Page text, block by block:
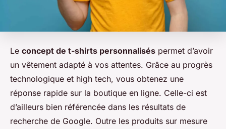
Le concept de t-shirts personnalisés permet d’avoir
un vêtement adapté à vos attentes. Grâce au progrès
technologique et high tech, vous obtenez une
réponse rapide sur la boutique en ligne. Celle-ci est
d’ailleurs bien référencée dans les résultats de
recherche de Google. Outre les produits sur mesure